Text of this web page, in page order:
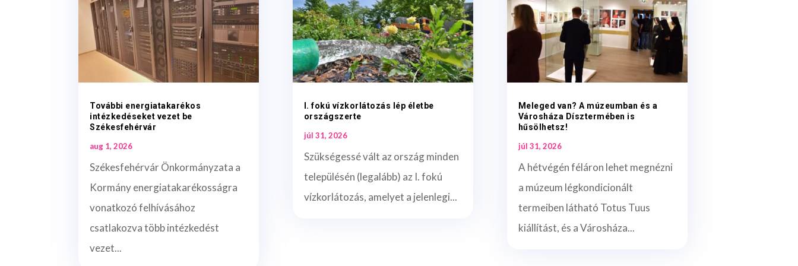
További energiatakarékos
intézkedéseket vezet be
Székesfehérvár
aug 1, 2026
Székesfehérvár Önkormányzata a
Kormány energiatakarékosságra
vonatkozó felhívásához
csatlakozva több intézkedést
vezet...
I. fokú vízkorlátozás lép életbe
országszerte
júl 31, 2026
Szükségessé vált az ország minden
településén (legalább) az I. fokú
vízkorlátozás, amelyet a jelenlegi...
Meleged van? A múzeumban és a
Városháza Dísztermében is
hűsölhetsz!
júl 31, 2026
A hétvégén féláron lehet megnézni
a múzeum légkondicionált
termeiben látható Totus Tuus
kiállítást, és a Városháza...